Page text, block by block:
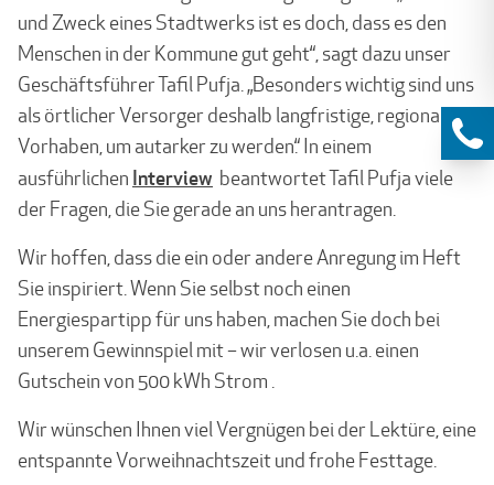
und Zweck eines Stadtwerks ist es doch, dass es den
Menschen in der Kommune gut geht“, sagt dazu unser
Geschäftsführer Tafil Pufja. „Besonders wichtig sind uns
als örtlicher Versorger deshalb langfristige, regionale
Vorhaben, um autarker zu werden.“ In einem
ausführlichen Interview beantwortet Tafil Pufja viele
der Fragen, die Sie gerade an uns herantragen.
Wir hoffen, dass die ein oder andere Anregung im Heft
Sie inspiriert. Wenn Sie selbst noch einen
Energiespartipp für uns haben, machen Sie doch bei
unserem Gewinnspiel mit – wir verlosen u.a. einen
Gutschein von 500 kWh Strom .
Wir wünschen Ihnen viel Vergnügen bei der Lektüre, eine
entspannte Vorweihnachtszeit und frohe Festtage.